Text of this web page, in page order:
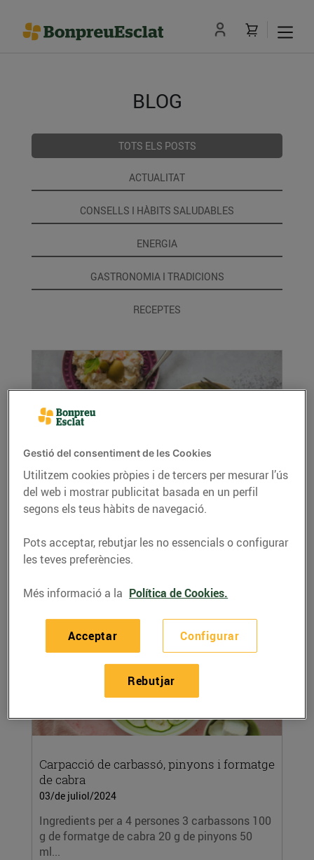
BLOG
TOTS ELS POSTS
ACTUALITAT
CONSELLS I HÀBITS SALUDABLES
ENERGIA
GASTRONOMIA I TRADICIONS
RECEPTES
Ensalada russa
03/de juliol/2024
Ingredients per a 4 persones: 500 g de patata 1
pastanaga grossa 160 g de tonyina conserva
...
LLEGIR MÉS
Carpacció de carbassó, pinyons i formatge
de cabra
03/de juliol/2024
Ingredients per a 4 persones 3 carbassons 100
g de formatge de cabra 20 g de pinyons 50
ml...
Gestió del consentiment de les Cookies
Utilitzem cookies pròpies i de tercers per mesurar l’ús
del web i mostrar publicitat basada en un perfil
segons els teus hàbits de navegació.
Pots acceptar, rebutjar les no essencials o configurar
les teves preferències.
Més informació a la Política de Cookies.
Configurar
Rebutjar
Acceptar